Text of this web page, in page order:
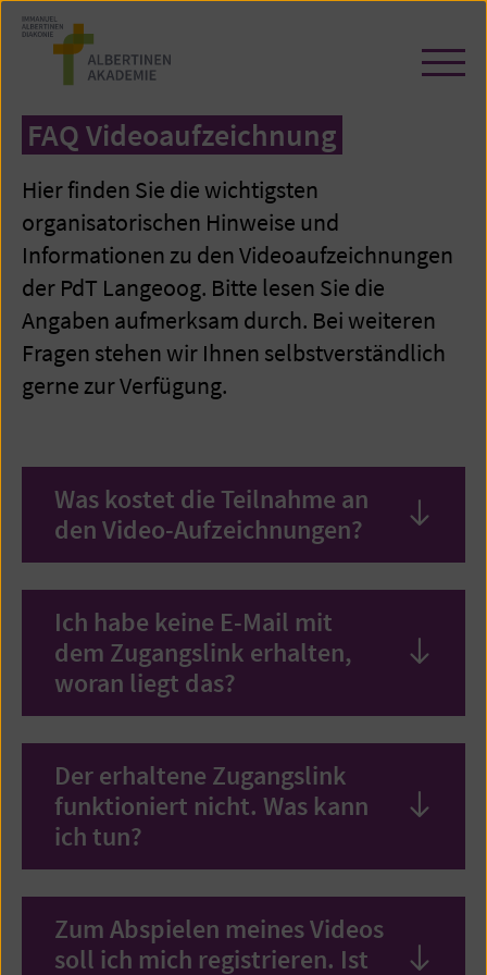
Zum
Seiteninhalt
springen
FAQ Videoaufzeichnung
Hier finden Sie die wichtigsten
organisatorischen Hinweise und
Informationen zu den Videoaufzeichnungen
der PdT Langeoog. Bitte lesen Sie die
Angaben aufmerksam durch. Bei weiteren
Fragen stehen wir Ihnen selbstverständlich
gerne zur Verfügung.
Was kostet die Teilnahme an
den Video-Aufzeichnungen?
Ich habe keine E-Mail mit
dem Zugangslink erhalten,
woran liegt das?
Der erhaltene Zugangslink
funktioniert nicht. Was kann
ich tun?
Zum Abspielen meines Videos
soll ich mich registrieren. Ist